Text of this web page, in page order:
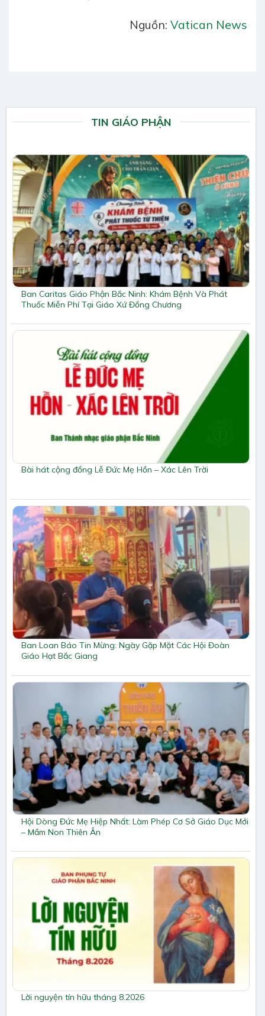
Nguồn: Vatican News
TIN GIÁO PHẬN
Ban Caritas Giáo Phận Bắc Ninh: Khám Bệnh Và Phát
Thuốc Miễn Phí Tại Giáo Xứ Đồng Chương
Bài hát cộng đồng Lễ Đức Mẹ Hồn – Xác Lên Trời
Ban Loan Báo Tin Mừng: Ngày Gặp Mặt Các Hội Đoàn
Giáo Hạt Bắc Giang
Hội Dòng Đức Mẹ Hiệp Nhất: Làm Phép Cơ Sở Giáo Dục Mới
– Mầm Non Thiên Ân
Lời nguyện tín hữu tháng 8.2026